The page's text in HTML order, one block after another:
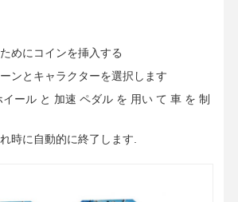
製品 ビデオ 企業情報
めにコインを挿入する
ンとキャラクターを選択します
イール と 加速 ペダル を 用い て 車 を 制
時に自動的に終了します.